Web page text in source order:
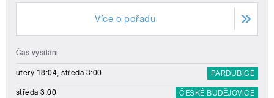
Více o pořadu
Čas vysílání
úterý 18:04, středa 3:00 PARDUBICE
středa 3:00 ČESKÉ BUDĚJOVICE